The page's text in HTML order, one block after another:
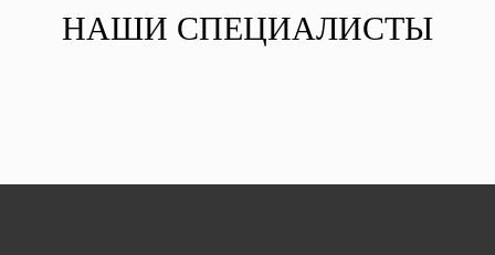
НАШИ СПЕЦИАЛИСТЫ